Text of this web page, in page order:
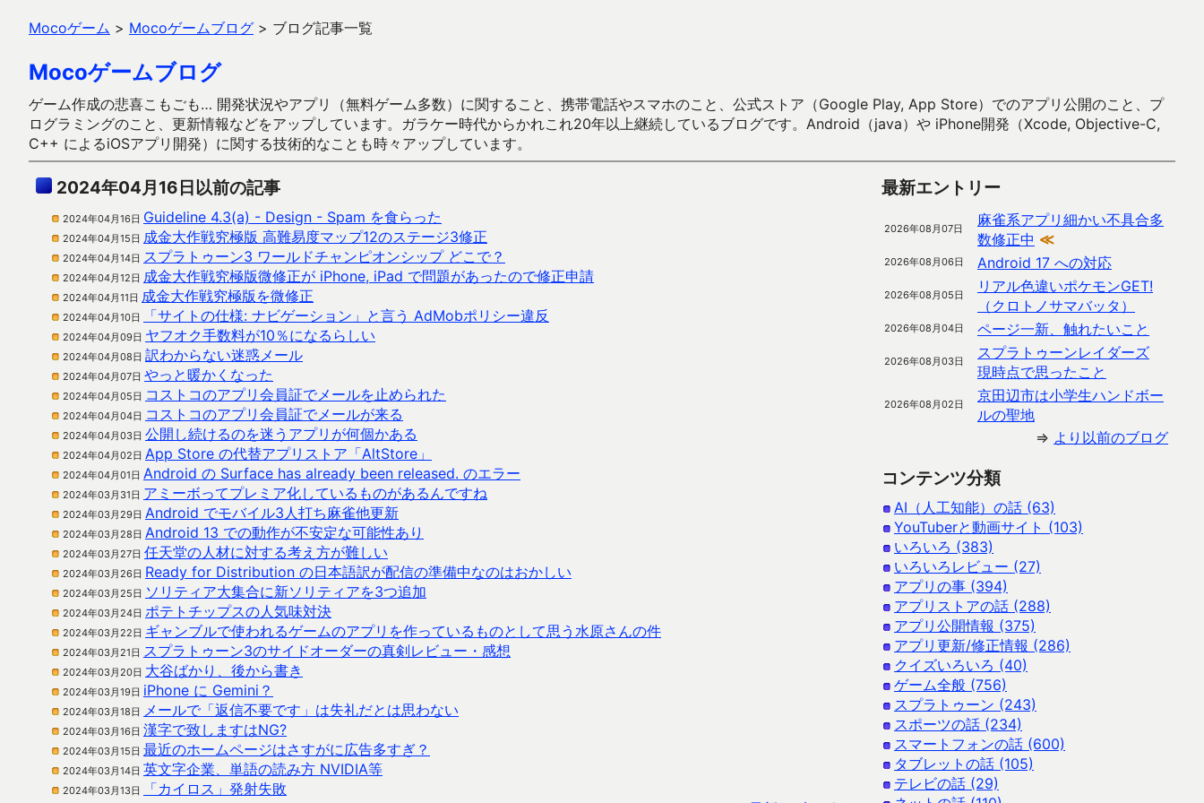
Mocoゲーム > Mocoゲームブログ > ブログ記事一覧
Mocoゲームブログ
ゲーム作成の悲喜こもごも… 開発状況やアプリ（無料ゲーム多数）に関すること、携帯電話やスマホのこと、公式ストア（Google Play, App Store）でのアプリ公開のこと、プ
ログラミングのこと、更新情報などをアップしています。ガラケー時代からかれこれ20年以上継続しているブログです。Android（java）や iPhone開発（Xcode, Objective-C,
C++ によるiOSアプリ開発）に関する技術的なことも時々アップしています。
2024年04月16日以前の記事
2024年04月16日 Guideline 4.3(a) - Design - Spam を食らった
2024年04月15日 成金大作戦究極版 高難易度マップ12のステージ3修正
2024年04月14日 スプラトゥーン3 ワールドチャンピオンシップ どこで？
2024年04月12日 成金大作戦究極版微修正が iPhone, iPad で問題があったので修正申請
2024年04月11日 成金大作戦究極版を微修正
2024年04月10日 「サイトの仕様: ナビゲーション」と言う AdMobポリシー違反
2024年04月09日 ヤフオク手数料が10％になるらしい
2024年04月08日 訳わからない迷惑メール
2024年04月07日 やっと暖かくなった
2024年04月05日 コストコのアプリ会員証でメールを止められた
2024年04月04日 コストコのアプリ会員証でメールが来る
2024年04月03日 公開し続けるのを迷うアプリが何個かある
2024年04月02日 App Store の代替アプリストア「AltStore」
2024年04月01日 Android の Surface has already been released. のエラー
2024年03月31日 アミーボってプレミア化しているものがあるんですね
2024年03月29日 Android でモバイル3人打ち麻雀他更新
2024年03月28日 Android 13 での動作が不安定な可能性あり
2024年03月27日 任天堂の人材に対する考え方が難しい
2024年03月26日 Ready for Distribution の日本語訳が配信の準備中なのはおかしい
2024年03月25日 ソリティア大集合に新ソリティアを3つ追加
2024年03月24日 ポテトチップスの人気味対決
2024年03月22日 ギャンブルで使われるゲームのアプリを作っているものとして思う水原さんの件
2024年03月21日 スプラトゥーン3のサイドオーダーの真剣レビュー・感想
2024年03月20日 大谷ばかり、後から書き
2024年03月19日 iPhone に Gemini？
2024年03月18日 メールで「返信不要です」は失礼だとは思わない
2024年03月16日 漢字で致しますはNG?
2024年03月15日 最近のホームページはさすがに広告多すぎ？
2024年03月14日 英文字企業、単語の読み方 NVIDIA等
2024年03月13日
「カイロス」発射失敗
最新エントリー
2026年08月07日
麻雀系アプリ細かい不具合多
数修正中 ≪
2026年08月06日 Android 17 への対応
2026年08月05日
リアル色違いポケモンGET!
（クロトノサマバッタ）
2026年08月04日 ページ一新、触れたいこと
2026年08月03日
スプラトゥーンレイダーズ
現時点で思ったこと
2026年08月02日
京田辺市は小学生ハンドボー
ルの聖地
⇒ より以前のブログ
コンテンツ分類
AI（人工知能）の話 (63)
YouTuberと動画サイト (103)
いろいろ (383)
いろいろレビュー (27)
アプリの事 (394)
アプリストアの話 (288)
アプリ公開情報 (375)
アプリ更新/修正情報 (286)
クイズいろいろ (40)
ゲーム全般 (756)
スプラトゥーン (243)
スポーツの話 (234)
スマートフォンの話 (600)
タブレットの話 (105)
テレビの話 (29)